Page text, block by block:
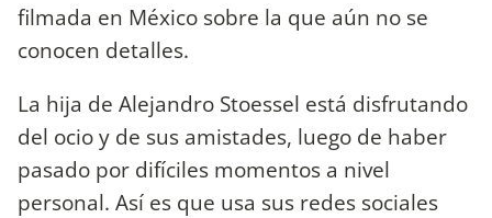
filmada en México sobre la que aún no se
conocen detalles.
La hija de Alejandro Stoessel está disfrutando
del ocio y de sus amistades, luego de haber
pasado por difíciles momentos a nivel
personal. Así es que usa sus redes sociales